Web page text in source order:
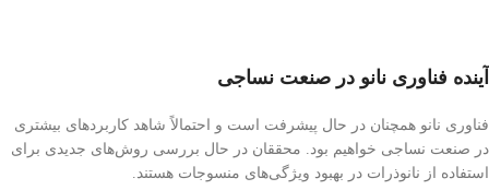
آینده فناوری نانو در صنعت نساجی
فناوری نانو همچنان در حال پیشرفت است و احتمالاً شاهد کاربردهای بیشتری
در صنعت نساجی خواهیم بود. محققان در حال بررسی روش‌های جدیدی برای
استفاده از نانوذرات در بهبود ویژگی‌های منسوجات هستند.